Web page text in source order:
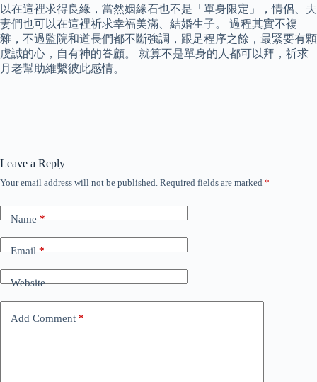
以在這裡求得良緣，當然姻緣石也不是「單身限定」，情侶、夫
妻們也可以在這裡祈求幸福美滿、結婚生子。 過程其實不複
雜，不過監院和道長們都不斷強調，跟足程序之餘，最緊要有顆
虔誠的心，自有神的眷顧。 就算不是單身的人都可以拜，祈求
月老幫助維繫彼此感情。
Leave a Reply
Your email address will not be published. Required fields are marked *
Name*
Email*
Website
Add Comment *